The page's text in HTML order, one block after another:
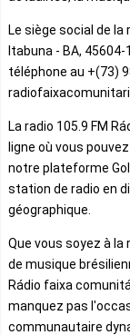
Le siège social de
Itabuna - BA,
téléphone au +(73)
La radio 105.9 FM
ligne où vous
notre plateforme
station de radio en
géographique.
Que vous soyez à la
de musique
Rádio faixa
manquez pas
communautaire